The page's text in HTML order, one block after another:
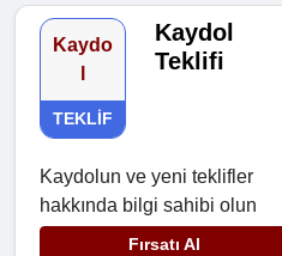
Kaydo
TEKLIF
Kaydol
Teklifi
Kaydolun ve yeni teklifler
hakkında bilgi sahibi olun
Fırsatı Al